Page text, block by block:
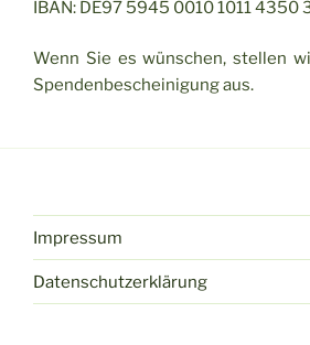
IBAN: DE97 5945 0010 1011 4350
Wenn Sie es wünschen, stellen
Spendenbescheinigung aus.
Impressum
Datenschutzerklärung